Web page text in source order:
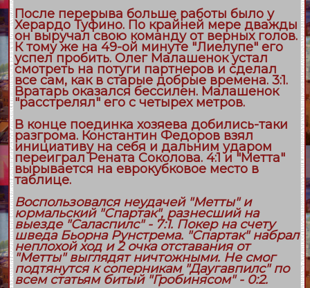
После перерыва больше работы было у
Херардо Туфино. По крайней мере дважды
он выручал свою команду от верных голов.
К тому же на 49-ой минуте "Лиелупе" его
успел пробить. Олег Малашенок устал
смотреть на потуги партнеров и сделал
все сам, как в старые добрые времена. 3:1.
Вратарь оказался бессилен. Малашенок
"расстрелял" его с четырех метров.
В конце поединка хозяева добились-таки
разгрома. Константин Федоров взял
инициативу на себя и дальним ударом
переиграл Рената Соколова. 4:1 и "Метта"
вырывается на еврокубковое место в
таблице.
Воспользовался неудачей "Метты" и
юрмальский "Спартак", разнесший на
выезде "Саласпилс" - 7:1. Покер на счету
шведа Бьорна Рунстрема. "Спартак" набрал
неплохой ход и 2 очка отставания от
"Метты" выглядят ничтожными. Не смог
подтянутся к соперникам "Даугавпилс" по
всем статьям битый "Гробинясом" - 0:2.